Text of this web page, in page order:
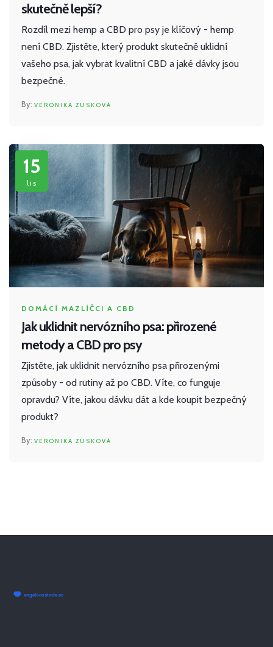
skutečně lepší?
Rozdíl mezi hemp a CBD pro psy je klíčový - hemp
není CBD. Zjistěte, který produkt skutečně uklidní
vašeho psa, jak vybrat kvalitní CBD a jaké dávky jsou
bezpečné.
VERONIKA ZUSKOVÁ
15
lis
DOMÁCÍ MAZLÍČCI A CBD
Jak uklidnit nervózního psa: přirozené
metody a CBD pro psy
Zjistěte, jak uklidnit nervózního psa přirozenými
způsoby - od rutiny až po CBD. Víte, co funguje
opravdu? Víte, jakou dávku dát a kde koupit bezpečný
produkt?
VERONIKA ZUSKOVÁ